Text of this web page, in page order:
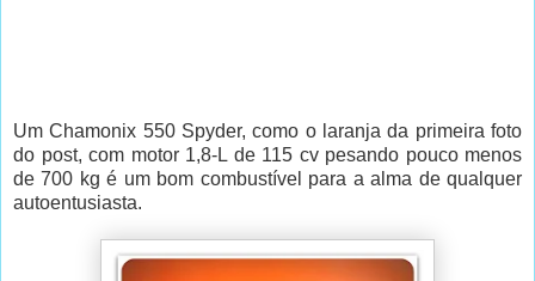
Um Chamonix 550 Spyder, como o laranja da primeira foto
do post, com motor 1,8-L de 115 cv pesando pouco menos
de 700 kg é um bom combustível para a alma de qualquer
autoentusiasta.